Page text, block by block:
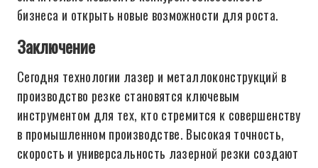
бизнеса и открыть новые возможности для роста.
Заключение
Сегодня технологии лазер и металлоконструкций в
производство резке становятся ключевым
инструментом для тех, кто стремится к совершенству
в промышленном производстве. Высокая точность,
скорость и универсальность лазерной резки создают